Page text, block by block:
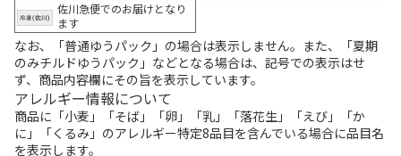
佐川急便でのお届けとなり
ます
なお、「普通ゆうパック」の場合は表示しません。また、「夏期
のみチルドゆうパック」などとなる場合は、記号での表示はせ
ず、商品内容欄にその旨を表示しています。
アレルギー情報について
商品に「小麦」「そば」「卵」「乳」「落花生」「えび」「か
に」「くるみ」のアレルギー特定8品目を含んでいる場合に品目名
を表示します。